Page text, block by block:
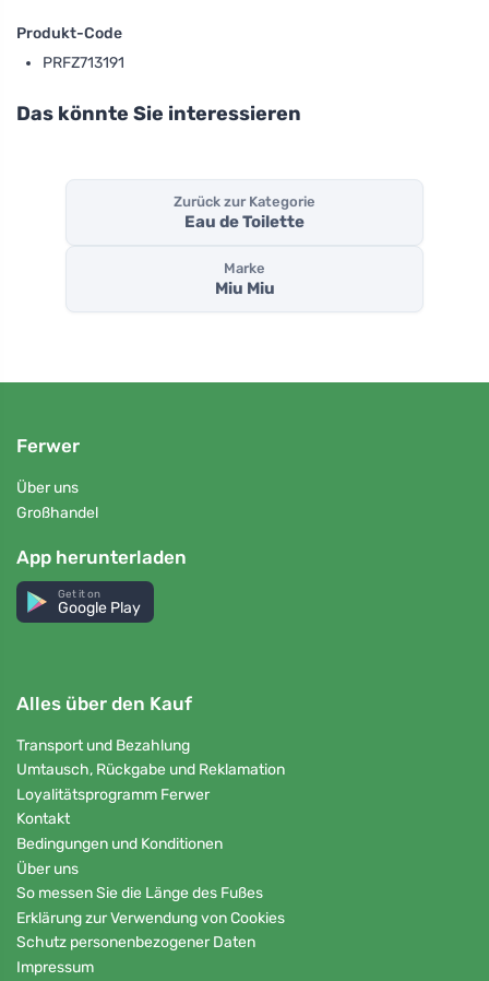
Produkt-Code
PRFZ713191
Das könnte Sie interessieren
Zurück zur Kategorie
Eau de Toilette
Marke
Miu Miu
Ferwer
Über uns
Großhandel
App herunterladen
Get it on
Google Play
Alles über den Kauf
Transport und Bezahlung
Umtausch, Rückgabe und Reklamation
Loyalitätsprogramm Ferwer
Kontakt
Bedingungen und Konditionen
Über uns
So messen Sie die Länge des Fußes
Erklärung zur Verwendung von Cookies
Schutz personenbezogener Daten
Impressum